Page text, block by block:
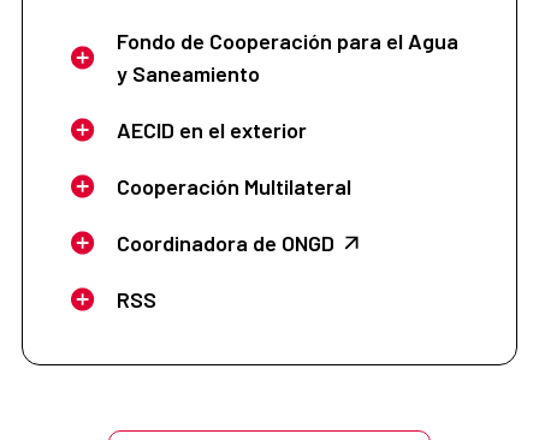
Fondo de Cooperación para el Agua
y Saneamiento
AECID en el exterior
Cooperación Multilateral
Coordinadora de ONGD
RSS